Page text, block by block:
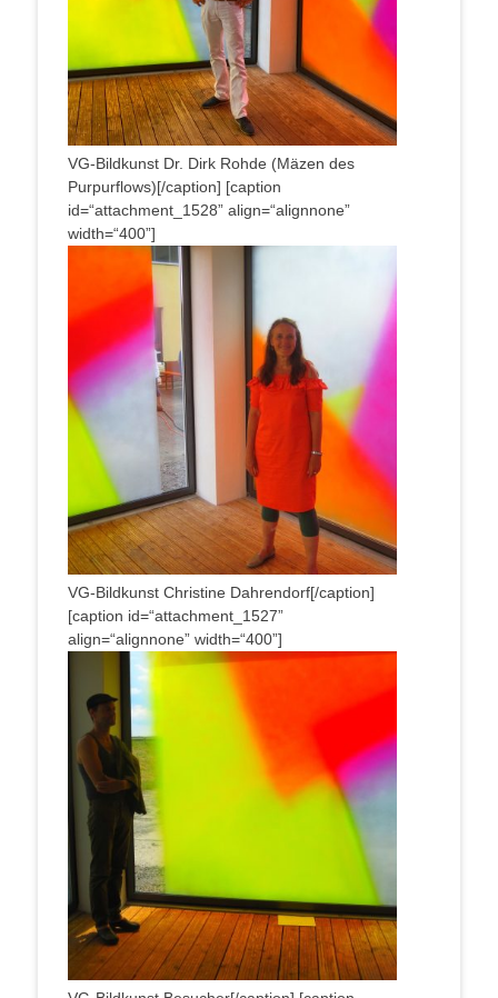
VG-Bild­kunst Dr. Dirk Roh­de (Mäzen des
Purpurflows)[/caption] [cap­ti­on
id=“attachment_1528” align=“alignnone”
width=“400”]
VG-Bild­kunst Chris­ti­ne Dahrendorf[/caption]
[cap­ti­on id=“attachment_1527”
align=“alignnone” width=“400”]